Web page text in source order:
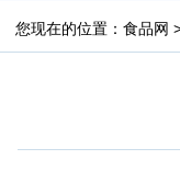
您现在的位置： 食品网